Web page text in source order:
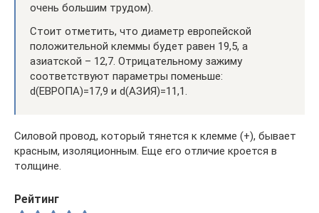
очень большим трудом).
Стоит отметить, что диаметр европейской
положительной клеммы будет равен 19,5, а
азиатской – 12,7. Отрицательному зажиму
соответствуют параметры поменьше:
d(ЕВРОПА)=17,9 и d(АЗИЯ)=11,1.
Силовой провод, который тянется к клемме (+), бывает
красным, изоляционным. Еще его отличие кроется в
толщине.
Рейтинг